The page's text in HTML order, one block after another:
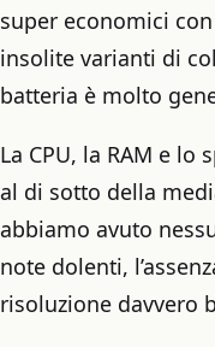
super economici
insolite varianti di
batteria è molto
La CPU, la RAM e lo
al di sotto della
abbiamo avuto
note dolenti,
risoluzione davvero